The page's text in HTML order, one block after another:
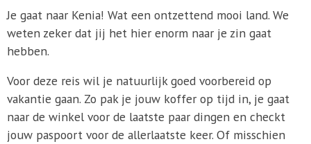
Je gaat naar Kenia! Wat een ontzettend mooi land. We
weten zeker dat jij het hier enorm naar je zin gaat
hebben.
Voor deze reis wil je natuurlijk goed voorbereid op
vakantie gaan. Zo pak je jouw koffer op tijd in, je gaat
naar de winkel voor de laatste paar dingen en checkt
jouw paspoort voor de allerlaatste keer. Of misschien